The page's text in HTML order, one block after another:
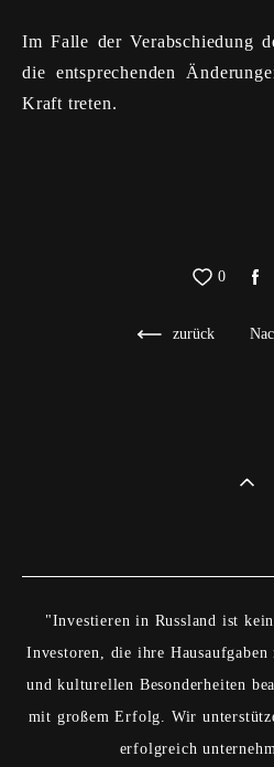
Im Falle der Verabschiedung
die entsprechenden
Kraft treten.
0
zurück
"Investieren in Russland ist
Investoren, die ihre
und kulturellen Besonderheiten
mit großem Erfolg. Wir
erfolgreich